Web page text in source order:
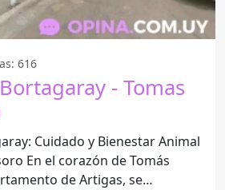
616
- Tomas
Cuidado y Bienestar Animal
de Artigas, se